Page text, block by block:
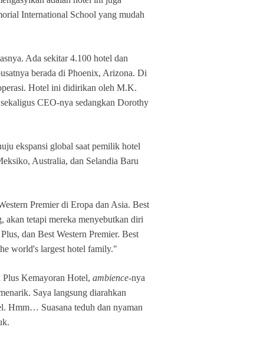
International School yang mudah
Ada sekitar 4.100 hotel dan
berada di Phoenix, Arizona. Di
Hotel ini didirikan oleh M.K.
CEO-nya sedangkan Dorothy
ekspansi global saat pemilik hotel
Australia, dan Selandia Baru
Premier di Eropa dan Asia. Best
akan tetapi mereka menyebutkan diri
dan Best Western Premier. Best
world's largest hotel family."
Plus Kemayoran Hotel, ambience-nya
Saya langsung diarahkan
Hmm… Suasana teduh dan nyaman